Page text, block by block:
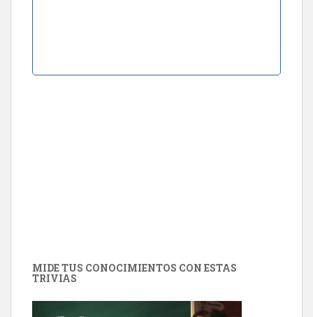
MIDE TUS CONOCIMIENTOS CON ESTAS
TRIVIAS